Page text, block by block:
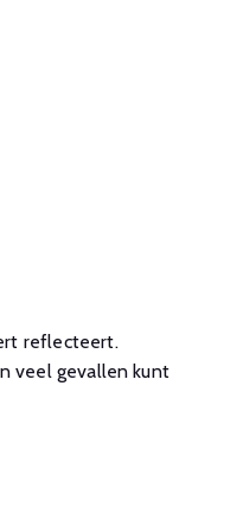
reflecteert.
veel gevallen kunt